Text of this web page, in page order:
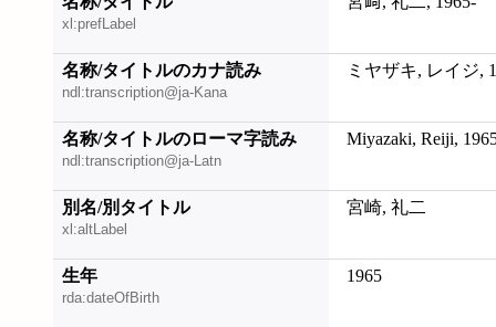
xl:prefLabel
名称/タイトルのカナ読み
ndl:transcription@ja-Kana
ミヤザキ, レイジ,
名称/タイトルのローマ字読み
ndl:transcription@ja-Latn
Miyazaki, Reiji,
別名/別タイトル
xl:altLabel
宮崎, 礼二
生年
rda:dateOfBirth
1965